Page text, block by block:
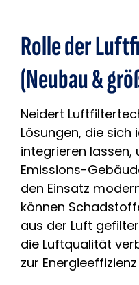
Rolle der
(Neubau &
Neidert
Lösungen, die sich
integrieren lassen,
Emissions-
den Einsatz
können
aus der Luft
die Luftqualität
zur